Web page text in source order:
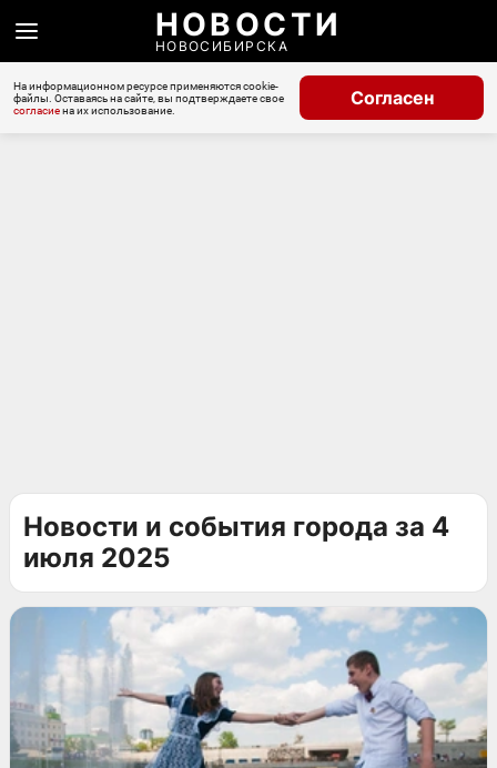
НОВОСТИ
НОВОСИБИРСКА
На информационном ресурсе применяются cookie-
файлы. Оставаясь на сайте, вы подтверждаете свое
согласиена их использование.
Согласен
Новости и события города за 4
июля 2025